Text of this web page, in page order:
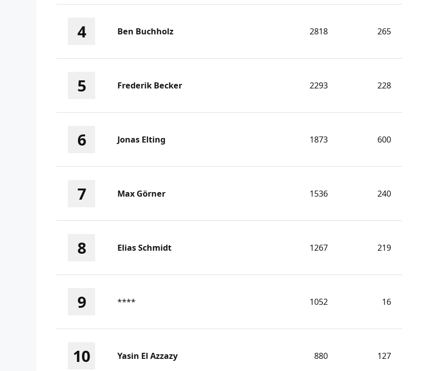
4 Ben Buchholz 2818 265
5 Frederik Becker 2293 228
6 Jonas Elting 1873 600
7 Max Görner 1536 240
8 Elias Schmidt 1267 219
9 **** 1052 16
10 Yasin El Azzazy 880 127